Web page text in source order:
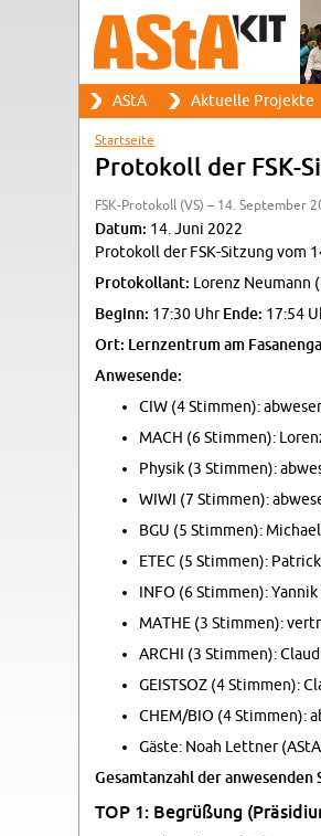
Such­for­mu­lar
Suche
Haupt­me­nü
AStA Ak­tu­el­le Pro­jek­te
Sie sind hier
Start­sei­te
Pro­to­koll der FSK-
FSK-Pro­to­koll (VS) – 14. Sep­tem­ber
Datum: 14. Juni 2022
Pro­to­koll der FSK-Sit­zung vom
Pro­to­kol­lant: Lo­renz Neu­mann
Be­ginn: 17:30 Uhr Ende: 17:54
Ort: Lern­zen­trum am
An­we­sen­de:
CIW (4 Stim­men):
MACH (6 Stim­men):
Phy­sik (3 Stim­men):
WIWI (7 Stim­men):
BGU (5 Stim­men):
ETEC (5 Stim­men):
INFO (6 Stim­men): Yan­nik
MATHE (3 Stim­men):
ARCHI (3 Stim­men):
GEIST­SOZ (4 Stim­men):
CHEM/BIO (4 Stim­men):
Gäste: Noah Lett­ner
Ge­samt­an­zahl der an­we­sen­den
TOP 1: Be­grü­ßung